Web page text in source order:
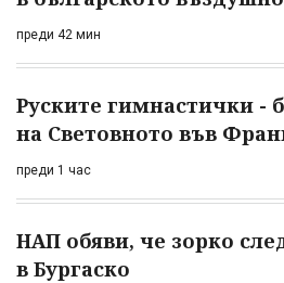
преди 42 мин
Руските гимнастички -
на Световното във
преди 1 час
НАП обяви, че зорко
в Бургаско